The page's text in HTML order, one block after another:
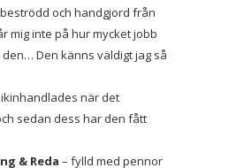
och handgjord från
mig inte på hur mycket jobb
Den känns väldigt jag så
när det
sedan dess har den fått
& Reda – fylld med pennor